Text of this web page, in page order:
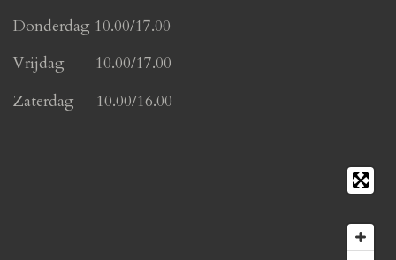
Donderdag 10.00/17.00
Vrijdag 10.00/17.00
Zaterdag 10.00/16.00